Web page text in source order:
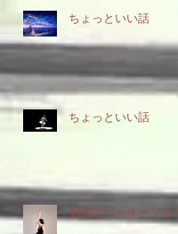
ちょっといい話
ちょっといい話
魅惑のバーオーソル♪